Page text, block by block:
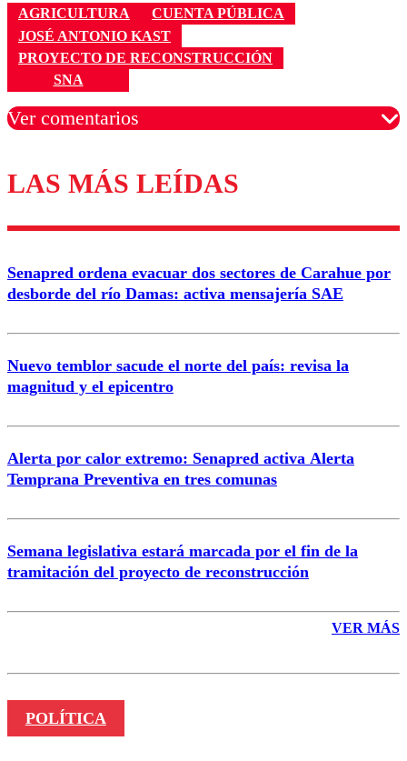
AGRICULTURA
CUENTA PÚBLICA
JOSÉ ANTONIO KAST
PROYECTO DE RECONSTRUCCIÓN
SNA
Ver comentarios
Los comentarios son moderados para garantizar un
diálogo respetuoso.
Nombre
Correo
LAS MÁS LEÍDAS
Senapred ordena evacuar dos sectores de Carahue por
desborde del río Damas: activa mensajería SAE
Nuevo temblor sacude el norte del país: revisa la
magnitud y el epicentro
Alerta por calor extremo: Senapred activa Alerta
Temprana Preventiva en tres comunas
Semana legislativa estará marcada por el fin de la
tramitación del proyecto de reconstrucción
VER MÁS
POLÍTICA